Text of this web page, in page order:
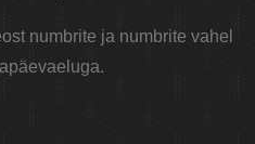
numbrite ja numbrite vahel